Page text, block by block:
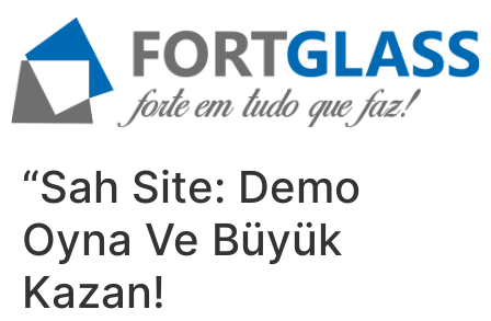
conteúdo
“Sah Site: Demo
Oyna Ve Büyük
Kazan!